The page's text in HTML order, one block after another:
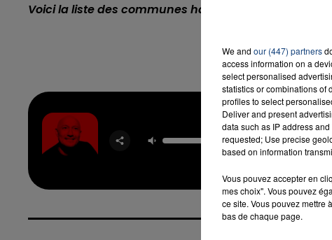
Voici la liste des communes habilitées à délivrer vos
Que Ce
Clair
PAUL
We and our (447) partners
access information on a
select personalised
statistics or combinations of
profiles to select
Deliver and present
data such as IP address
requested; Use precise
based on information
Vous pouvez accepter en
mes choix". Vous pouvez
ce site. Vous pouvez mettre
bas de chaque page.